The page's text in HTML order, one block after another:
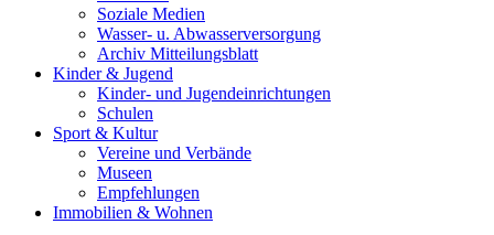
Soziale Medien
Wasser- u. Abwasserversorgung
Archiv Mitteilungsblatt
Kinder & Jugend
Kinder- und Jugendeinrichtungen
Schulen
Sport & Kultur
Vereine und Verbände
Museen
Empfehlungen
Immobilien & Wohnen